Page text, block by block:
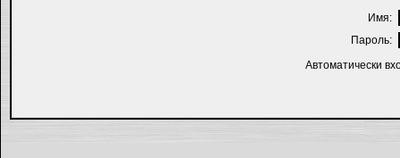
Имя:
Пароль:
Автоматически